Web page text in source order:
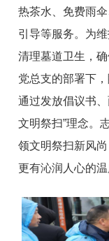
热茶水、免费雨
引导等服务。为
清理墓道卫生，
党总支的部署下，
通过发放倡议书、
文明祭扫”理念。
领文明祭扫新风
更有沁润人心的温